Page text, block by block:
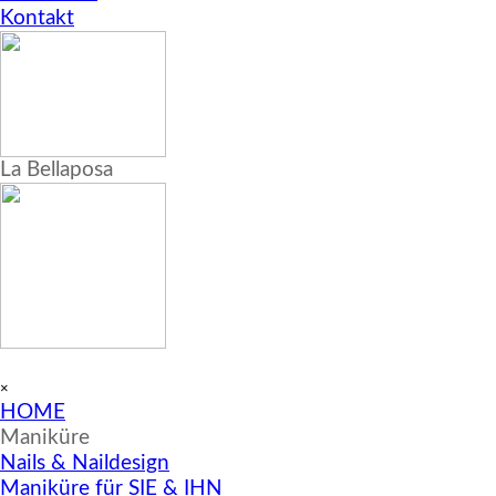
Kontakt
La Bellaposa
×
HOME
Maniküre
Nails & Naildesign
Maniküre für SIE & IHN